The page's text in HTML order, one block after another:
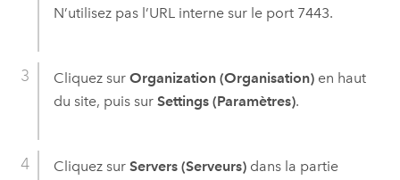
N’utilisez pas l’URL interne sur le port 7443.
Cliquez sur Organization (Organisation)en haut
du site, puis sur Settings (Paramètres).
Cliquez sur Servers (Serveurs)dans la partie